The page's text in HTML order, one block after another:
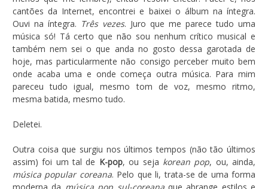
cantões da Internet, encontrei e baixei o álbum na íntegra.
Ouvi na íntegra. Três vezes. Juro que me parece tudo uma
música só! Tá certo que não sou nenhum crítico musical e
também nem sei o que anda no gosto dessa garotada de
hoje, mas particularmente não consigo perceber muito bem
onde acaba uma e onde começa outra música. Para mim
pareceu tudo igual, mesmo tom de voz, mesmo ritmo,
mesma batida, mesmo tudo.
Deletei.
Outra coisa que surgiu nos últimos tempos (não tão últimos
assim) foi um tal de K-pop, ou seja korean pop, ou, ainda,
música popular coreana. Pelo que li, trata-se de uma forma